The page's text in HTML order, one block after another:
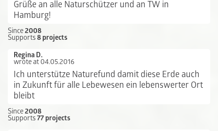
Grüße an alle Naturschützer und an TW in
Hamburg!
Since2008
Supports8 projects
Regina D.
wrote at 04.05.2016
Ich unterstütze Naturefund damit diese Erde auch
in Zukunft für alle Lebewesen ein lebenswerter Ort
bleibt
Since2008
Supports77 projects